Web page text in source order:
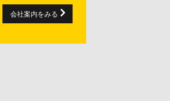
会社案内をみる